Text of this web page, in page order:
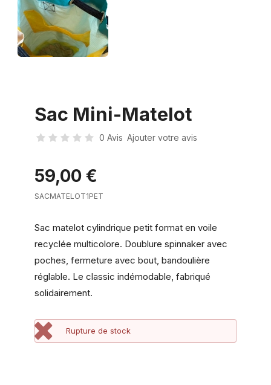
Sac Mini-Matelot
0 Avis Ajouter votre avis
59,00 €
SACMATELOT1PET
Sac matelot cylindrique petit format en voile
recyclée multicolore. Doublure spinnaker avec
poches, fermeture avec bout, bandoulière
réglable. Le classic indémodable, fabriqué
solidairement.
Rupture de stock